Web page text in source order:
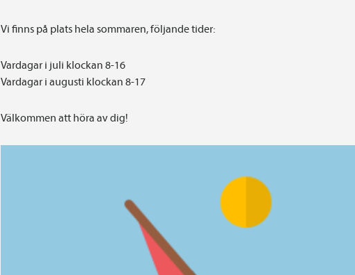
Vi finns på plats hela sommaren, följande tider:
Vardagar i juli klockan 8-16
Vardagar i augusti klockan 8-17
Välkommen att höra av dig!